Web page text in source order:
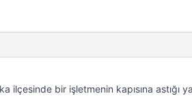
ilçesinde bir işletmenin kapısına astığı